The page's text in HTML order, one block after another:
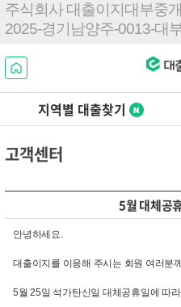
주식회사 대출이지대부중개
2025-경기남양주-0013-대
지역별 대출찾기
고객센터
5월 대체공
안녕하세요.
대출이지를 이용해 주시는 회원 여러분
5월 25일 석가탄신일 대체공휴일에 따